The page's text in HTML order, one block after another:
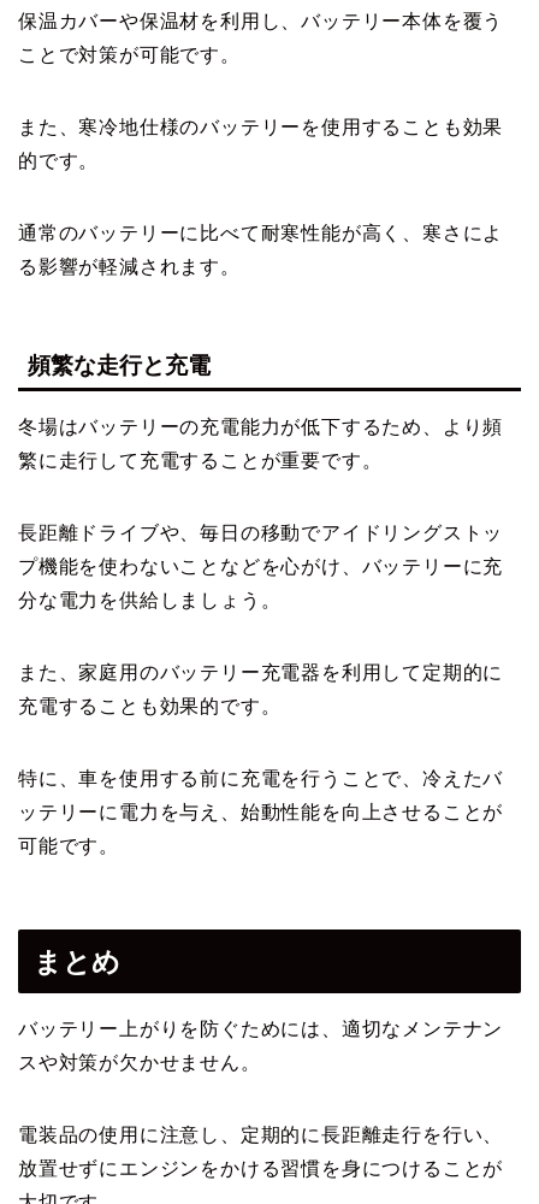
保温カバーや保温材を利用し、バッテリー本体を覆う
ことで対策が可能です。
また、寒冷地仕様のバッテリーを使用することも効果
的です。
通常のバッテリーに比べて耐寒性能が高く、寒さによ
る影響が軽減されます。
頻繁な走行と充電
冬場はバッテリーの充電能力が低下するため、より頻
繁に走行して充電することが重要です。
長距離ドライブや、毎日の移動でアイドリングストッ
プ機能を使わないことなどを心がけ、バッテリーに充
分な電力を供給しましょう。
また、家庭用のバッテリー充電器を利用して定期的に
充電することも効果的です。
特に、車を使用する前に充電を行うことで、冷えたバ
ッテリーに電力を与え、始動性能を向上させることが
可能です。
まとめ
バッテリー上がりを防ぐためには、適切なメンテナン
スや対策が欠かせません。
電装品の使用に注意し、定期的に長距離走行を行い、
放置せずにエンジンをかける習慣を身につけることが